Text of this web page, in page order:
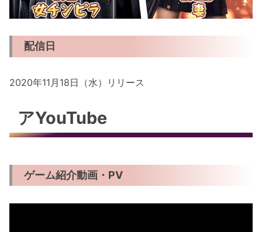
配信日
2020年11月18日（水）リリース
アYouTube
ゲーム紹介動画・PV